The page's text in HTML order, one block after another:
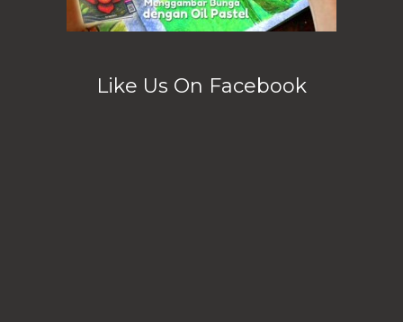
Like Us On Facebook